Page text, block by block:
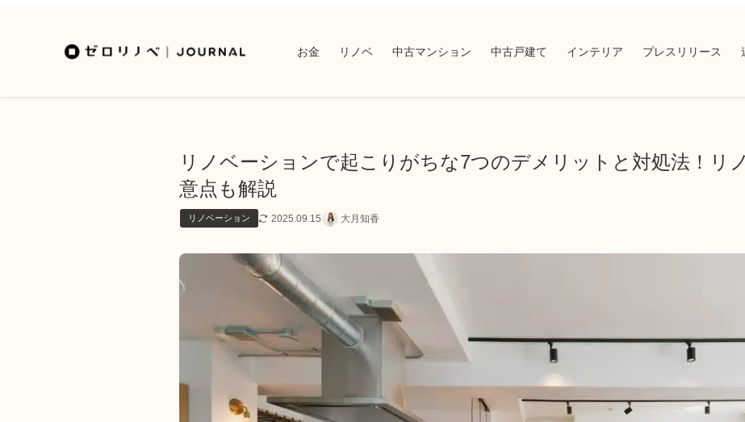
お金 リノベ 中古マンション 中古戸建て インテリア プレスリリース
リノベーションで起こりがちな7つのデメリットと対処法！リ
意点も解説
リノベーション 2025.09.15 大月知香